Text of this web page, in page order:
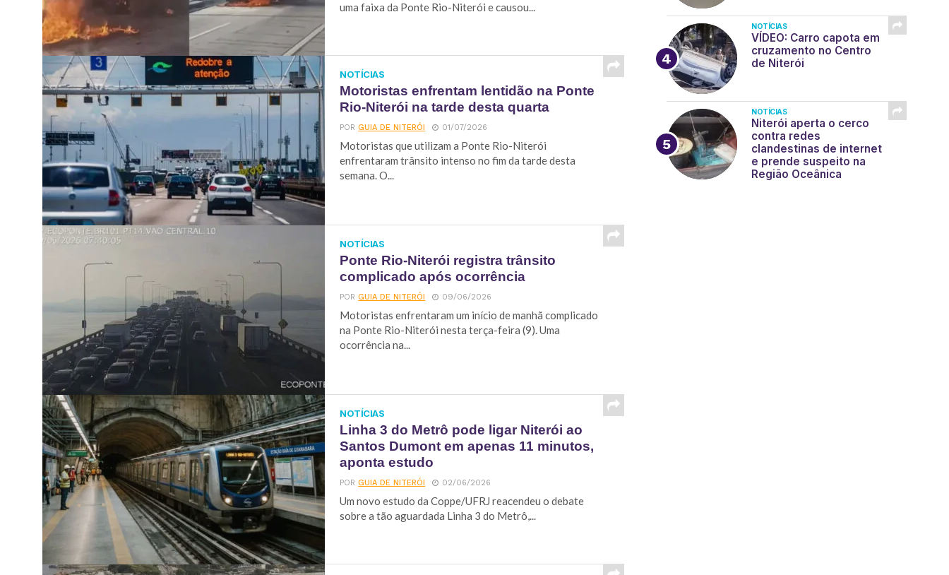
uma faixa da Ponte Rio-Niterói e causou...
NOTÍCIAS
Motoristas enfrentam lentidão na Ponte
Rio-Niterói na tarde desta quarta
PORGUIA DE NITERÓI 01/07/2026
Motoristas que utilizam a Ponte Rio-Niterói
enfrentaram trânsito intenso no fim da tarde desta
semana. O...
NOTÍCIAS
Ponte Rio-Niterói registra trânsito
complicado após ocorrência
PORGUIA DE NITERÓI 09/06/2026
Motoristas enfrentaram um início de manhã complicado
na Ponte Rio-Niterói nesta terça-feira (9). Uma
ocorrência na...
NOTÍCIAS
Linha 3 do Metrô pode ligar Niterói ao
Santos Dumont em apenas 11 minutos,
aponta estudo
PORGUIA DE NITERÓI 02/06/2026
Um novo estudo da Coppe/UFRJ reacendeu o debate
sobre a tão aguardada Linha 3 do Metrô,...
NOTÍCIAS
VÍDEO: Carro capota em
cruzamento no Centro
de Niterói
NOTÍCIAS
Niterói aperta o cerco
contra redes
clandestinas de internet
e prende suspeito na
Região Oceânica